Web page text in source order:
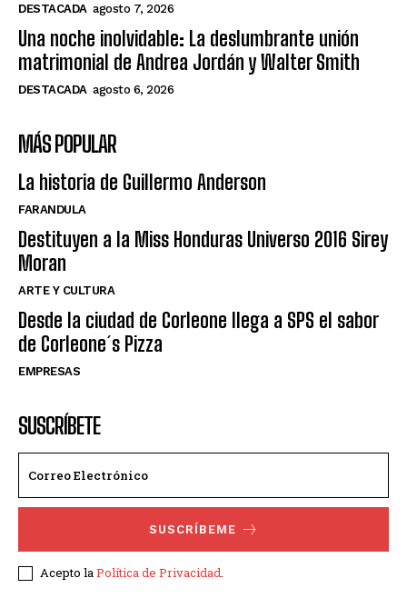
DESTACADA agosto 7, 2026
Una noche inolvidable: La deslumbrante unión
matrimonial de Andrea Jordán y Walter Smith
DESTACADA agosto 6, 2026
MÁS POPULAR
La historia de Guillermo Anderson
FARANDULA
Destituyen a la Miss Honduras Universo 2016 Sirey
Moran
ARTE Y CULTURA
Desde la ciudad de Corleone llega a SPS el sabor
de Corleone´s Pizza
EMPRESAS
SUSCRÍBETE
SUSCRÍBEME
Acepto laPolítica de Privacidad.